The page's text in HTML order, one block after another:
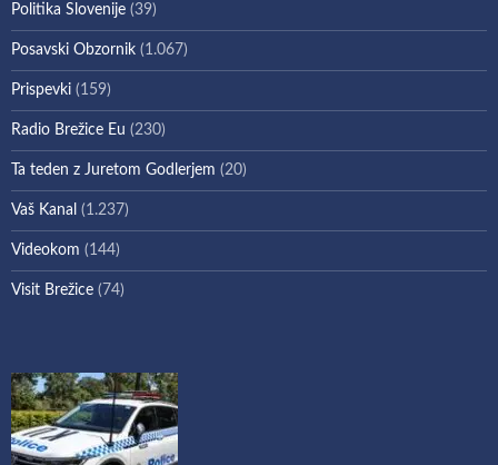
Politika Slovenije (39)
Posavski Obzornik (1.067)
Prispevki (159)
Radio Brežice Eu (230)
Ta teden z Juretom Godlerjem (20)
Vaš Kanal (1.237)
Videokom (144)
Visit Brežice (74)